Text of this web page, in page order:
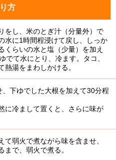
方
をし、米のとぎ汁（分量外）で
水に1時間程浸けて戻し、しっか
くらいの水と塩（少量）を加え
でて水にとり、冷ます。タコ、
湯をまわしかける。
下ゆでした大根を加えて30分程
に冷まして置くと、さらに味が
弱火で煮ながら味を含ませ、
まで、弱火で煮る。